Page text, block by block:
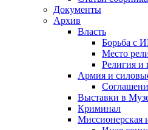
Документы
Архив
Власть
Борьба с
Место
Религия и
Армия и
Выставки в
Криминал
Миссионерская